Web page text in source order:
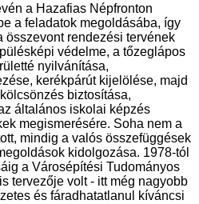
a Hazafias Népfronton
a feladatok megoldásába, így
összevont rendezési tervének
védelme, a tőzeglápos
nyilvánítása,
kerékpárút kijelölése, majd
biztosítása,
általános iskolai képzés
megismerésére. Soha nem a
mindig a valós összefüggések
kidolgozása. 1978-tól
a Városépítési Tudományos
tervezője volt - itt még nagyobb
és fáradhatatlanul kíváncsi